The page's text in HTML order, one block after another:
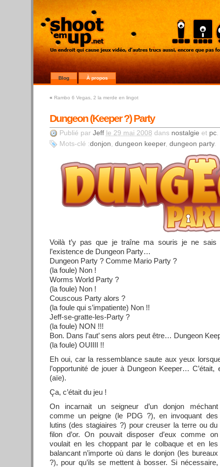
Blog À propos
« Rambo 6 Vegas, 2 la merde en lingot
Dungeon (Keeper ?) Party
Publié par Jeff le 29 mai 2008 dans nostalgie et pc.
Mots-clé :donjon, dungeon keeper, dungeon party.
Voilà t’y pas que je traîne ma souris je ne sais
l’existence de Dungeon Party…
Dungeon Party ? Comme Mario Party ?
(la foule) Non !
Worms World Party ?
(la foule) Non !
Couscous Party alors ?
(la foule qui s’impatiente) Non !!
Jeff-se-gratte-les-Party ?
(la foule) NON !!!
Bon. Dans l’aut’ sens alors peut être… Dungeon
(la foule) OUIIII !!
Eh oui, car la ressemblance saute aux yeux
l’opportunité de jouer à Dungeon Keeper…
(aïe).
Ça, c’était du jeu !
On incarnait un seigneur d’un donjon méchant
comme un peigne (le PDG ?), en invoquant des
lutins (des stagiaires ?) pour creuser la terre ou du
filon d’or. On pouvait disposer d’eux comme on
voulait en les choppant par le colbaque et en les
balancant n’importe où dans le donjon (les bureaux
?), pour qu’ils se mettent à bosser. Si nécessaire,